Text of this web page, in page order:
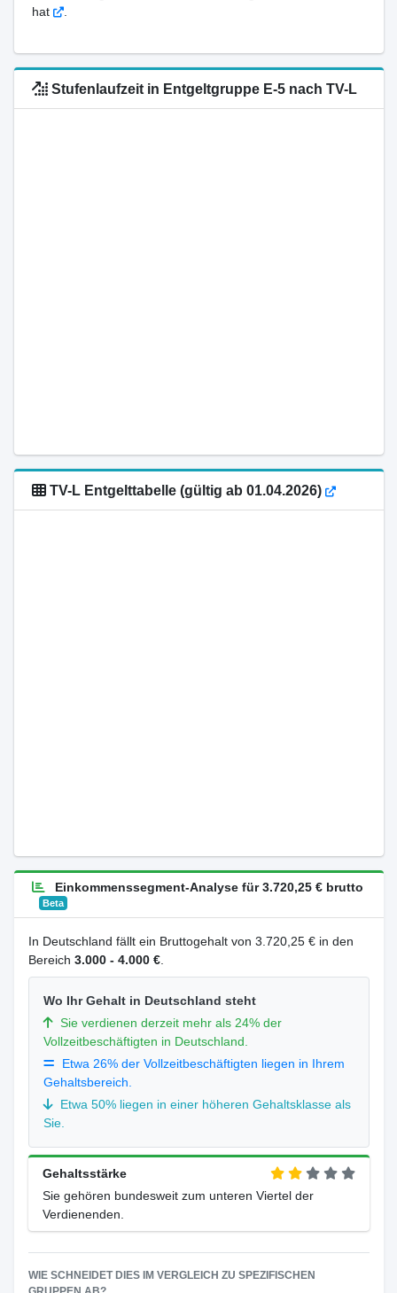
hat
.
Stufenlaufzeit in Entgeltgruppe E-5 nach TV-L
TV-L Entgelttabelle (gültig ab 01.04.2026)
Einkommenssegment-Analyse für 3.720,25 € brutto
Beta
In Deutschland fällt ein Bruttogehalt von 3.720,25 € in den
Bereich 3.000 - 4.000 €.
Wo Ihr Gehalt in Deutschland steht
Sie verdienen derzeit mehr als 24% der
Vollzeitbeschäftigten in Deutschland.
Etwa 26% der Vollzeitbeschäftigten liegen in Ihrem
Gehaltsbereich.
Etwa 50% liegen in einer höheren Gehaltsklasse als
Sie.
Gehaltsstärke
Sie gehören bundesweit zum unteren Viertel der
Verdienenden.
WIE SCHNEIDET DIES IM VERGLEICH ZU SPEZIFISCHEN